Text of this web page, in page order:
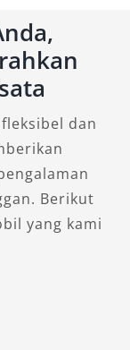
Anda
dari varian
transmisi
keamanan
mewah,
perjalanan,
kontrol
ingin
dan
Berikut
yang kami